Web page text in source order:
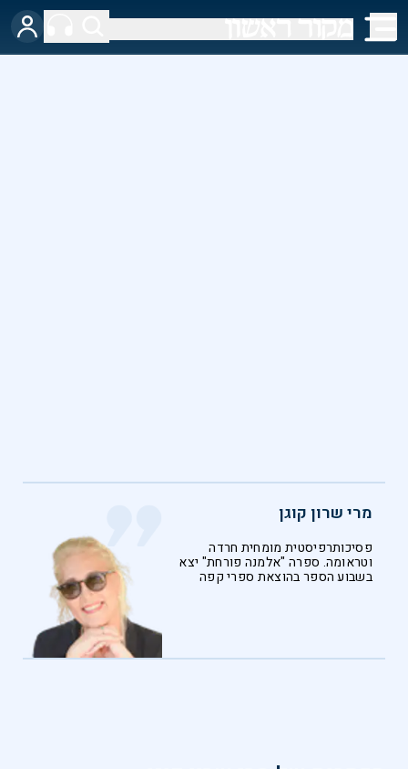
מרי שרון קוגן
פסיכותרפיסטית מומחית חרדה
וטראומה. ספרה "אלמנה פורחת" יצא
בשבוע הספר בהוצאת ספרי קפה